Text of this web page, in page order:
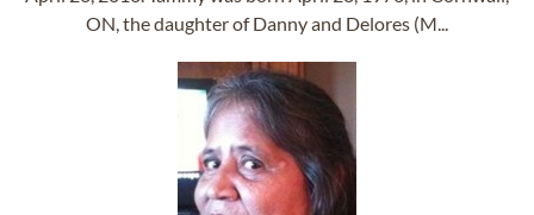
ON, the daughter of Danny and Delores (M...